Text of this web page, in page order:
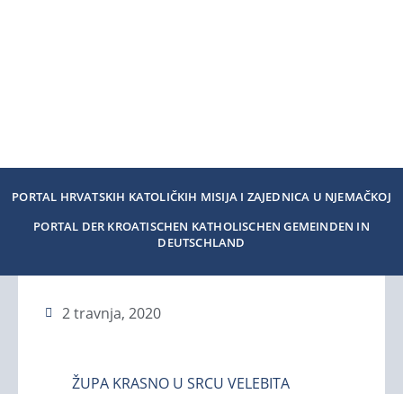
PORTAL HRVATSKIH KATOLIČKIH MISIJA I ZAJEDNICA U NJEMAČKOJ
PORTAL DER KROATISCHEN KATHOLISCHEN GEMEINDEN IN
DEUTSCHLAND
2 travnja, 2020
ŽUPA KRASNO U SRCU VELEBITA